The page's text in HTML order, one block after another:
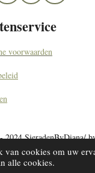
cookies om uw
alle cookies.
n
t
g
a
m
a
e
o
h
t
voorwaarden
2024 SieradenByDiana/